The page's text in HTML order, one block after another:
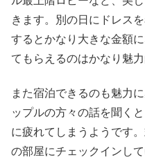
きます。別の日にドレス
するとかなり大きな金額
てもらえるのはかなり魅力
また宿泊できるのも魅力
ップルの方々の話を聞く
に疲れてしまうようです
の部屋にチェックインし